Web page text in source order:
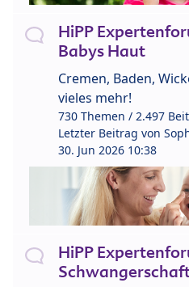
HiPP
Babys Haut
Cremen, Baden,
vieles mehr!
730 Themen / 2.497
Letzter Beitrag von
30. Jun 2026 10:38
HiPP